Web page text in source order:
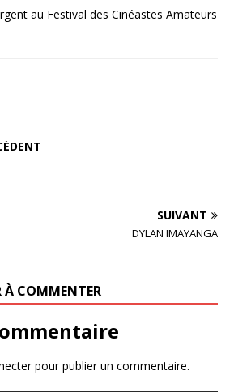
au Festival des Cinéastes Amateurs
SUIVANT
DYLAN IMAYANGA
À COMMENTER
pour publier un commentaire.